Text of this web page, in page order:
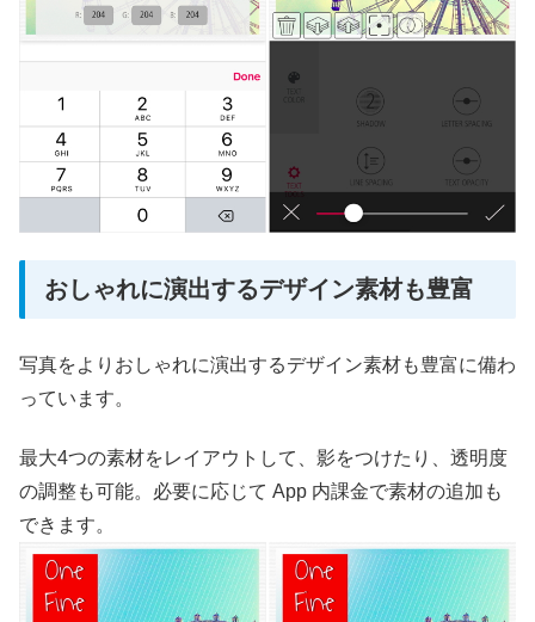
おしゃれに演出するデザイン素材も豊富
写真をよりおしゃれに演出するデザイン素材も豊富に備わ
っています。
最大4つの素材をレイアウトして、影をつけたり、透明度
の調整も可能。必要に応じて App 内課金で素材の追加も
できます。